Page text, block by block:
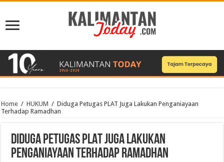
Home / HUKUM / Diduga Petugas PLAT Juga Lakukan Penganiayaan
Terhadap Ramadhan
Diduga Petugas PLAT Juga Lakukan
Penganiayaan Terhadap Ramadhan